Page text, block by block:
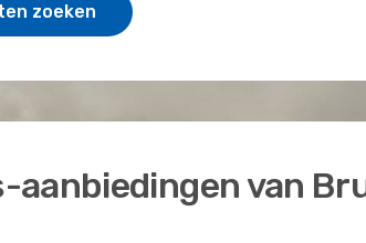
zoeken
aanbiedingen van